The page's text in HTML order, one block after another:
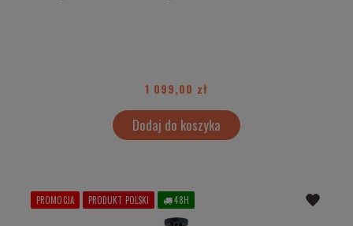
1 099,00 zł
Dodaj do koszyka
PROMOCJA PRODUKT POLSKI 48H